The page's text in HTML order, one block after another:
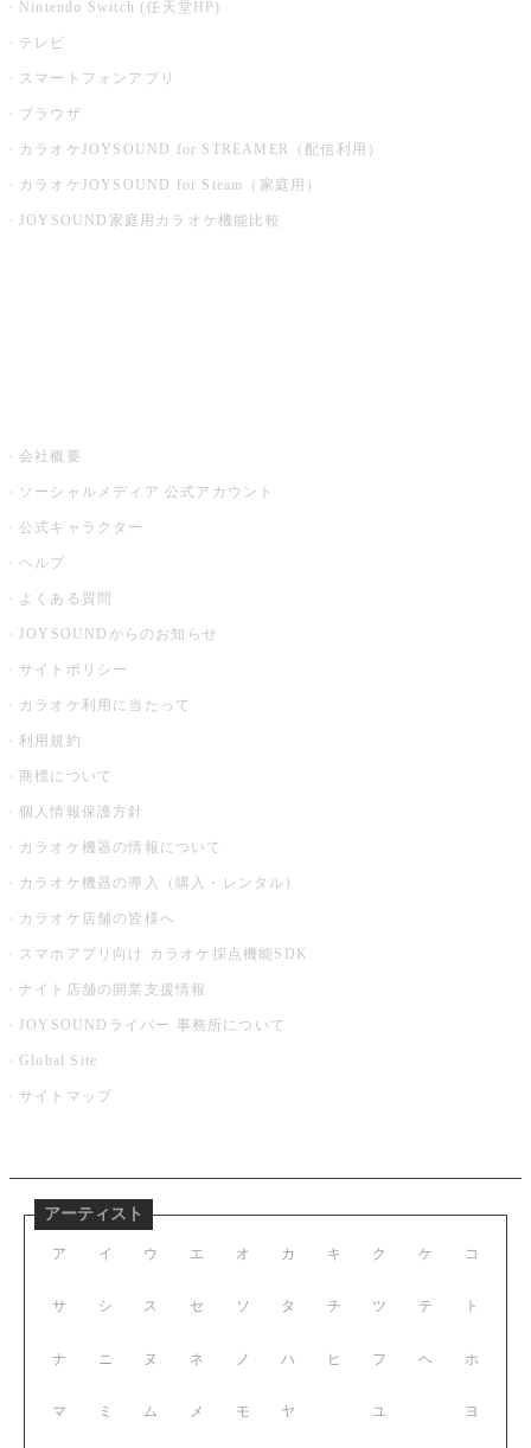
Nintendo Switch (任天堂HP)
テレビ
スマートフォンアプリ
ブラウザ
カラオケJOYSOUND for STREAMER（配信利用）
カラオケJOYSOUND for Steam（家庭用）
JOYSOUND家庭用カラオケ機能比較
会社概要
ソーシャルメディア 公式アカウント
公式キャラクター
ヘルプ
よくある質問
JOYSOUNDからのお知らせ
サイトポリシー
カラオケ利用に当たって
利用規約
商標について
個人情報保護方針
カラオケ機器の情報について
カラオケ機器の導入（購入・レンタル）
カラオケ店舗の皆様へ
スマホアプリ向け カラオケ採点機能SDK
ナイト店舗の開業支援情報
JOYSOUNDライバー 事務所について
Global Site
サイトマップ
アーティスト
ア イ ウ エ オ
サ シ ス セ ソ
ナ ニ ヌ ネ ノ
マ ミ ム メ モ
カ キ ク ケ コ
タ チ ツ テ ト
ハ ヒ フ ヘ ホ
ヤ ユ ヨ